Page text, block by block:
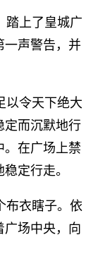
上了皇城广
一声警告，并
令天下绝大
定而沉默地行
。在广场上禁
定行走。
衣瞎子。依
广场中央，向